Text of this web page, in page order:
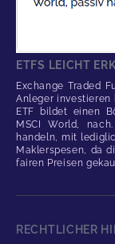
ETFS LEICHT
Exchange Traded
Anleger investieren
ETF bildet einen
MSCI World,
handeln, mit
Maklerspesen, da
fairen Preisen
RECHTLICHER